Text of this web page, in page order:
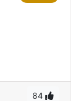
84